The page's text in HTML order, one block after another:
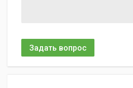
Задать вопрос